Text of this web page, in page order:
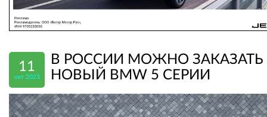
11
окт 2023
В РОССИИ МОЖНО ЗАКАЗАТЬ
НОВЫЙ BMW 5 СЕРИИ